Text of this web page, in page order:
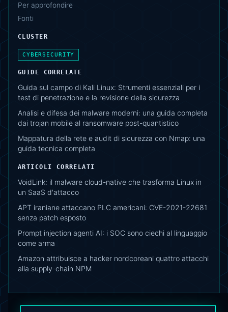
Per approfondire
Fonti
CLUSTER
CYBERSECURITY
GUIDE CORRELATE
Guida sul campo di Kali Linux: Strumenti essenziali per i
test di penetrazione e la revisione della sicurezza
Analisi e difesa dei malware moderni: una guida completa
dai trojan mobile al ransomware post-quantistico
Mappatura della rete e audit di sicurezza con Nmap: una
guida tecnica completa
ARTICOLI CORRELATI
VoidLink: il malware cloud-native che trasforma Linux in
un SaaS d'attacco
APT iraniane attaccano PLC americani: CVE-2021-22681
senza patch esposto
Prompt injection agenti AI: i SOC sono ciechi al linguaggio
come arma
Amazon attribuisce a hacker nordcoreani quattro attacchi
alla supply-chain NPM